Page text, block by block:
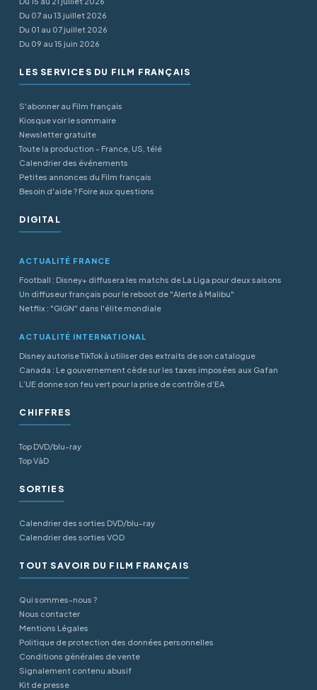
Du 07 au 13 juillet 2026
Du 01 au 07 juillet 2026
Du 09 au 15 juin 2026
LES SERVICES DU FILM FRANÇAIS
S'abonner au Film français
Kiosque voir le sommaire
Newsletter gratuite
Toute la production - France, US, télé
Calendrier des événements
Petites annonces du Film français
Besoin d'aide ? Foire aux questions
DIGITAL
ACTUALITÉ FRANCE
Football : Disney+ diffusera les matchs de La Liga pour deux saisons
Un diffuseur français pour le reboot de "Alerte à Malibu"
Netflix : "GIGN" dans l'élite mondiale
ACTUALITÉ INTERNATIONAL
Disney autorise TikTok à utiliser des extraits de son catalogue
Canada : Le gouvernement cède sur les taxes imposées aux Gafan
L’UE donne son feu vert pour la prise de contrôle d’EA
CHIFFRES
Top DVD/blu-ray
Top VàD
SORTIES
Calendrier des sorties DVD/blu-ray
Calendrier des sorties VOD
TOUT SAVOIR DU FILM FRANÇAIS
Qui sommes-nous ?
Nous contacter
Mentions Légales
Politique de protection des données personnelles
Conditions générales de vente
Signalement contenu abusif
Kit de presse